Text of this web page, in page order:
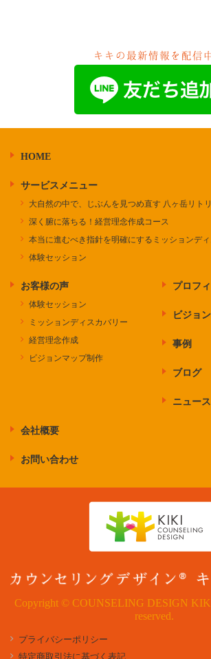
キキの最新情報を配信
HOME
サービスメニュー
大自然の中で、じぶんを見つめ直す 八ヶ岳リト
深く腑に落ちる！経営理念作成コース
本当に進むべき指針を明確にするミッションデ
体験セッション
お客様の声
体験セッション
ミッションディスカバリー
経営理念作成
ビジョンマップ制作
プロフ
ビジョ
事例
ブログ
ニュース
会社概要
お問い合わせ
Copyright © COUNSELING DESIGN
reserved.
プライバシーポリシー